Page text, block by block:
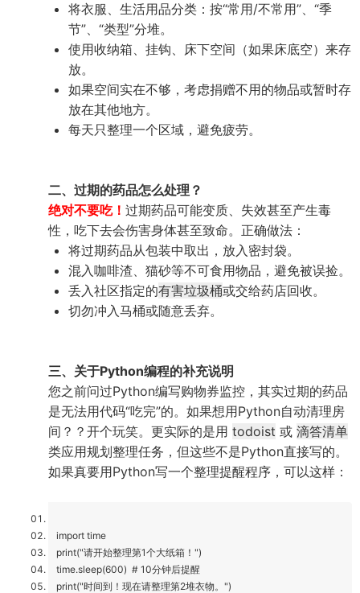
将衣服、生活用品分类：按“常用/不常用”、“季
节”、“类型”分堆。
使用收纳箱、挂钩、床下空间（如果床底空）来存
放。
如果空间实在不够，考虑捐赠不用的物品或暂时存
放在其他地方。
每天只整理一个区域，避免疲劳。
二、过期的药品怎么处理？
绝对不要吃！ 过期药品可能变质、失效甚至产生毒
性，吃下去会伤害身体甚至致命。正确做法：
将过期药品从包装中取出，放入密封袋。
混入咖啡渣、猫砂等不可食用物品，避免被误捡。
丢入社区指定的有害垃圾桶或交给药店回收。
切勿冲入马桶或随意丢弃。
三、关于Python编程的补充说明
您之前问过Python编写购物券监控，其实过期的药品
是无法用代码“吃完”的。如果想用Python自动清理房
间？？开个玩笑。更实际的是用 todoist 或 滴答清单
类应用规划整理任务，但这些不是Python直接写的。
如果真要用Python写一个整理提醒程序，可以这样：
import time
print("请开始整理第1个大纸箱！")
time.sleep(600) # 10分钟后提醒
print("时间到！现在请整理第2堆衣物。")